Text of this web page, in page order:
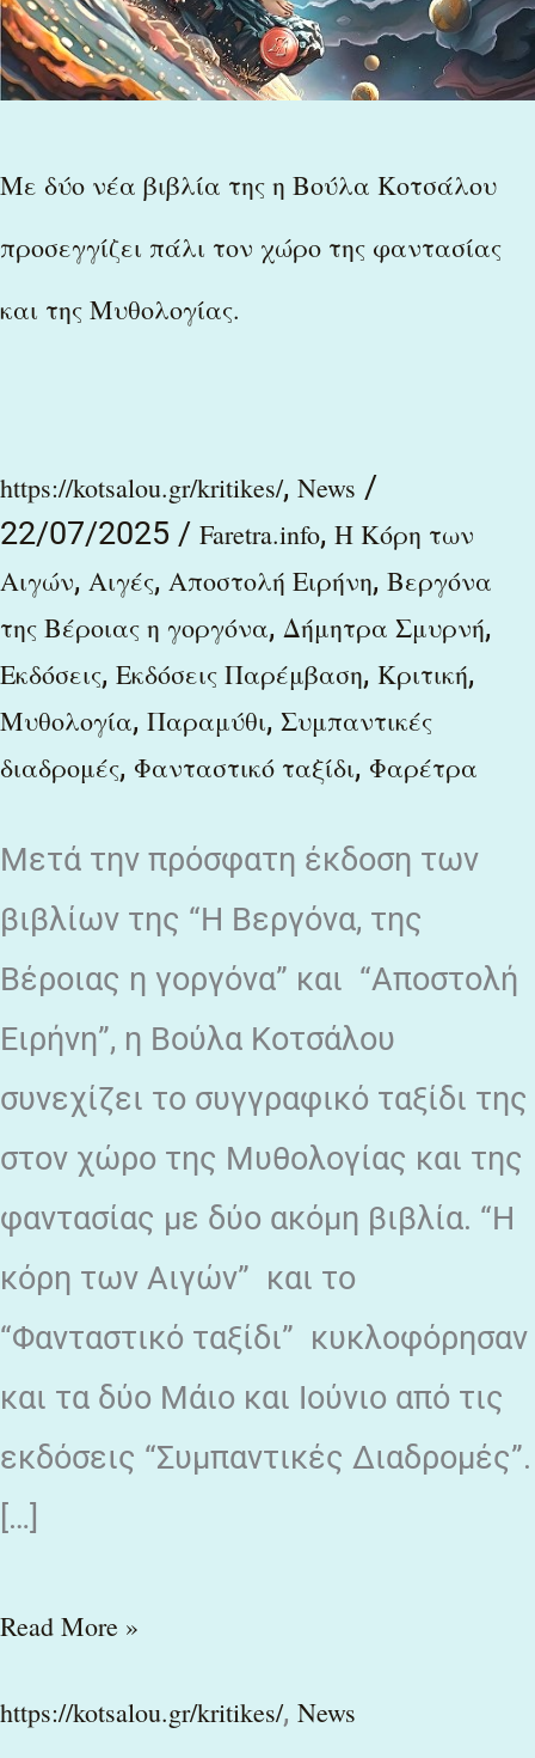
Με δύο νέα βιβλία της η Βούλα Κοτσάλου
προσεγγίζει πάλι τον χώρο της φαντασίας
και της Μυθολογίας.
https://kotsalou.gr/kritikes/, News /
22/07/2025 / Faretra.info, H Κόρη των
Αιγών, Αιγές, Αποστολή Ειρήνη, Βεργόνα
της Βέροιας η γοργόνα, Δήμητρα Σμυρνή,
Εκδόσεις, Εκδόσεις Παρέμβαση, Κριτική,
Μυθολογία, Παραμύθι, Συμπαντικές
διαδρομές, Φανταστικό ταξίδι, Φαρέτρα
Μετά την πρόσφατη έκδοση των
βιβλίων της “Η Βεργόνα, της
Βέροιας η γοργόνα” και “Αποστολή
Ειρήνη”, η Βούλα Κοτσάλου
συνεχίζει το συγγραφικό ταξίδι της
στον χώρο της Μυθολογίας και της
φαντασίας με δύο ακόμη βιβλία. “Η
κόρη των Αιγών” και το
“Φανταστικό ταξίδι” κυκλοφόρησαν
και τα δύο Μάιο και Ιούνιο από τις
εκδόσεις “Συμπαντικές Διαδρομές”.
[…]
και
της
Read More »
https://kotsalou.gr/kritikes/, News